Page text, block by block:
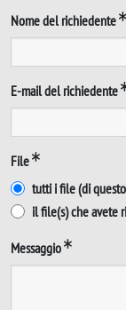
Nome del richiedente
E-mail del richiedente
File
tutti i file (di
il file(s) che avete
Messaggio